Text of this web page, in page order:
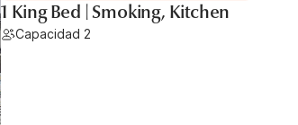
1 King Bed | Smoking, Kitchen
Capacidad 2